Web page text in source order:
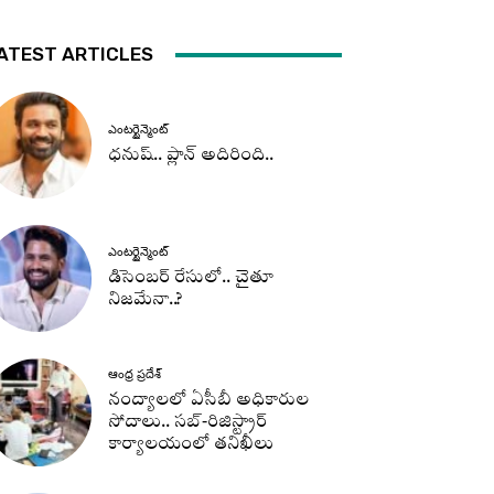
ARTICLES
ఎంటర్టైన్మెంట్
ధనుష్‌.. ప్లాన్ అదిరింది..
ఎంటర్టైన్మెంట్
డిసెంబర్ రేసులో.. చైతూ
నిజమేనా..?
ఆంధ్ర ప్రదేశ్
నంద్యాలలో ఏసీబీ అధికారుల
సోదాలు.. సబ్-రిజిస్ట్రార్
కార్యాలయంలో తనిఖీలు